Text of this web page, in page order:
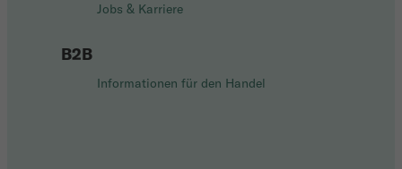
Jobs & Karriere
B2B
Informationen für den Handel